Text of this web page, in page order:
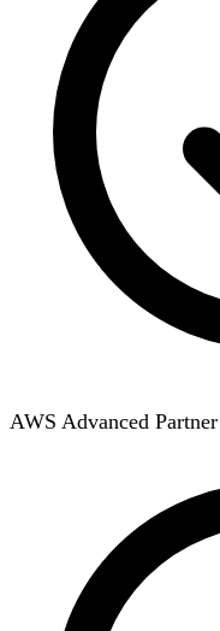
AWS Advanced Partner